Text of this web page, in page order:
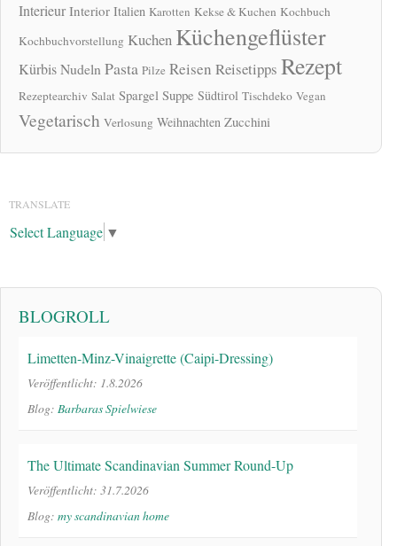
Interieur Interior Italien Karotten Kekse & Kuchen Kochbuch
Kochbuchvorstellung Kuchen Küchengeflüster
KürbisNudelnPasta Pilze Reisen Reisetipps Rezept
Rezeptearchiv Salat Spargel Suppe Südtirol Tischdeko Vegan
Vegetarisch Verlosung Weihnachten Zucchini
TRANSLATE
Select Language ▼
BLOGROLL
Limetten-Minz-Vinaigrette (Caipi-Dressing)
Veröffentlicht: 1.8.2026
Blog: Barbaras Spielwiese
The Ultimate Scandinavian Summer Round-Up
Veröffentlicht: 31.7.2026
Blog: my scandinavian home